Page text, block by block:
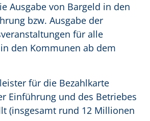
Ausgabe von Bargeld in den
bzw. Ausgabe der
für alle
den Kommunen ab dem
für die Bezahlkarte
Einführung und des Betriebes
(insgesamt rund 12 Millionen